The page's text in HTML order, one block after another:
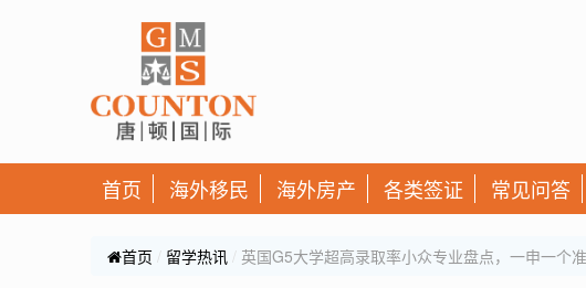
首页 海外移民 海外房产 各类签证 常见问答
首页 留学热讯 英国G5大学超高录取率小众专业盘点，一申一个准